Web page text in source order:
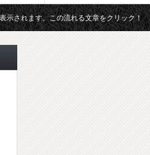
ます。この流れる文章をクリック！